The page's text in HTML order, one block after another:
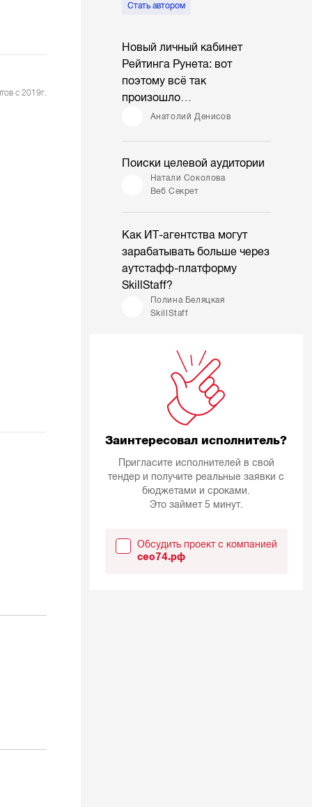
с 2019г.
Стать автором
Новый личный кабинет
Рейтинга Рунета: вот
поэтому всё так
произошло…
Анатолий Денисов
Поиски целевой аудитории
Натали Соколова
Веб Секрет
Как ИТ-агентства могут
зарабатывать больше через
аутстафф-платформу
SkillStaff?
Полина Беляцкая
SkillStaff
Заинтересовал исполнитель?
Пригласите исполнителей в свой
тендер и получите реальные заявки с
бюджетами и сроками.
Это займет 5 минут.
Обсудить проект с компанией
сео74.рф